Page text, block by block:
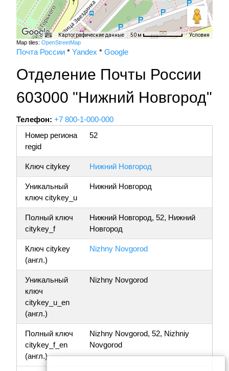
Картографические данные 50 м Условия
Map tiles: OpenStreetMap
Почта России * Yandex * Google
Отделение Почты России
603000 "Нижний Новгород"
Телефон: +7 800-1-000-000
Номер региона
regid
52
Ключ citykey Нижний Новгород
Уникальный
ключ citykey_u
Нижний Новгород
Полный ключ
citykey_f
Нижний Новгород, 52, Нижний
Новгород
Ключ citykey
(англ.)
Nizhny Novgorod
Уникальный
ключ
citykey_u_en
(англ.)
Nizhny Novgorod
Полный ключ
citykey_f_en
(англ.)
Nizhny Novgorod, 52, Nizhniy
Novgorod